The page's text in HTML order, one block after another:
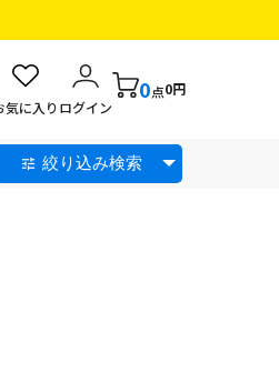
気に入りログイン
0点0円
絞り込み検索